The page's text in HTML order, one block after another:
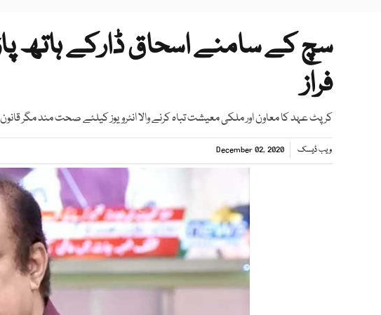
سچ کے سامنے اسحاق ڈارکے ہاتھ
فراز
کرپٹ عہد کا معاون اور ملکی معیشت تباہ کرنے والا انٹرویوز کیلئے صحت مند مگر
ویب ڈیسک December 02, 2020